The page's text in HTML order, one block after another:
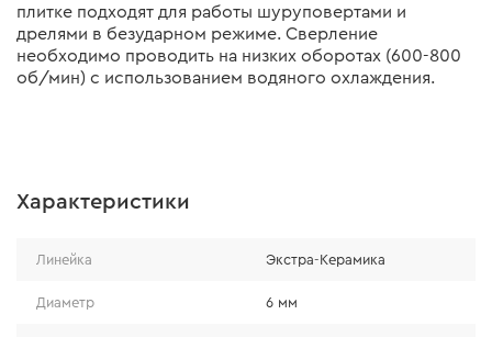
плитке подходят для работы шуруповертами и
дрелями в безударном режиме. Сверление
необходимо проводить на низких оборотах (600-800
об/мин) с использованием водяного охлаждения.
Характеристики
Линейка Экстра-Керамика
Диаметр 6 мм